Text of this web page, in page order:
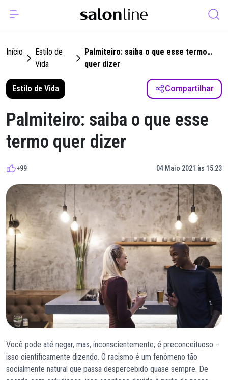
Início
Estilo de
Vida
Palmiteiro: saiba o que esse termo
quer dizer
Estilo de Vida Compartilhar
Palmiteiro: saiba o que esse
termo quer dizer
+99 04 Maio 2021 às 15:23
Você pode até negar, mas, inconscientemente, é preconceituoso –
isso cientificamente dizendo. O racismo é um fenômeno tão
socialmente natural que passa despercebido quase sempre. De